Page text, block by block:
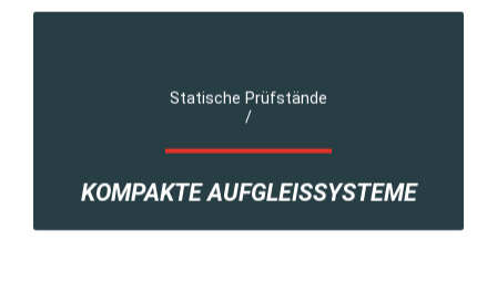
Statische Prüfstände
/
KOMPAKTE AUFGLEISSYSTEME